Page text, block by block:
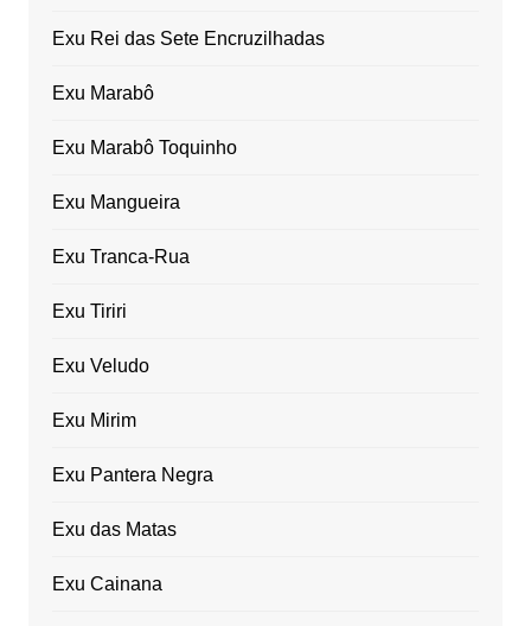
Exu Rei das Sete Encruzilhadas
Exu Marabô
Exu Marabô Toquinho
Exu Mangueira
Exu Tranca-Rua
Exu Tiriri
Exu Veludo
Exu Mirim
Exu Pantera Negra
Exu das Matas
Exu Cainana